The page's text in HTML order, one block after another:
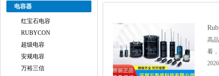
电容器
红宝石电容
RUBYCON
超级电容
安规电容
万裕三信
高
看